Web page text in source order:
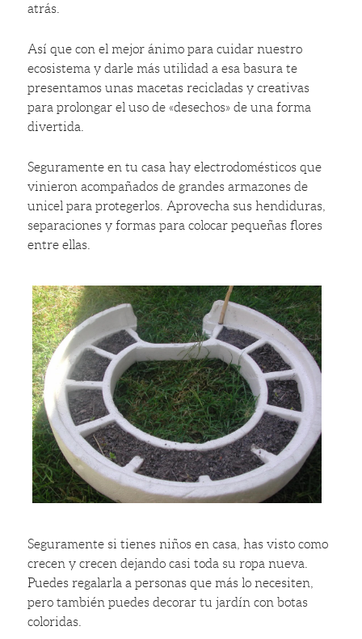
atrás.
Así que con el mejor ánimo para cuidar nuestro
ecosistema y darle más utilidad a esa basura te
presentamos unas macetas recicladas y creativas
para prolongar el uso de «desechos» de una forma
divertida.
Seguramente en tu casa hay electrodomésticos que
vinieron acompañados de grandes armazones de
unicel para protegerlos. Aprovecha sus hendiduras,
separaciones y formas para colocar pequeñas flores
entre ellas.
Seguramente si tienes niños en casa, has visto como
crecen y crecen dejando casi toda su ropa nueva.
Puedes regalarla a personas que más lo necesiten,
pero también puedes decorar tu jardín con botas
coloridas.